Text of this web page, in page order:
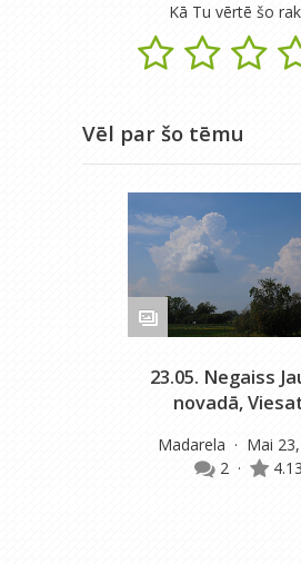
Kā Tu vērtē šo
Vēl par šo tēmu
23.05. Negaiss
novadā,
Madarela · Mai
2 · 4.13